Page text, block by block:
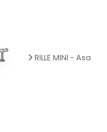
RILLE MINI - Asa